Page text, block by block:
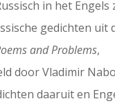
in het Engels
gedichten uit
and Problems,
door Vladimir
daaruit en